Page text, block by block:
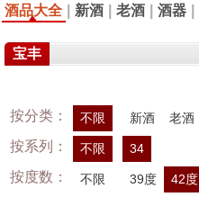
酒品大全 新酒 老酒 酒器
宝丰
按分类： 不限 新酒 老酒
按系列： 不限 34
按度数： 不限 39度 42度